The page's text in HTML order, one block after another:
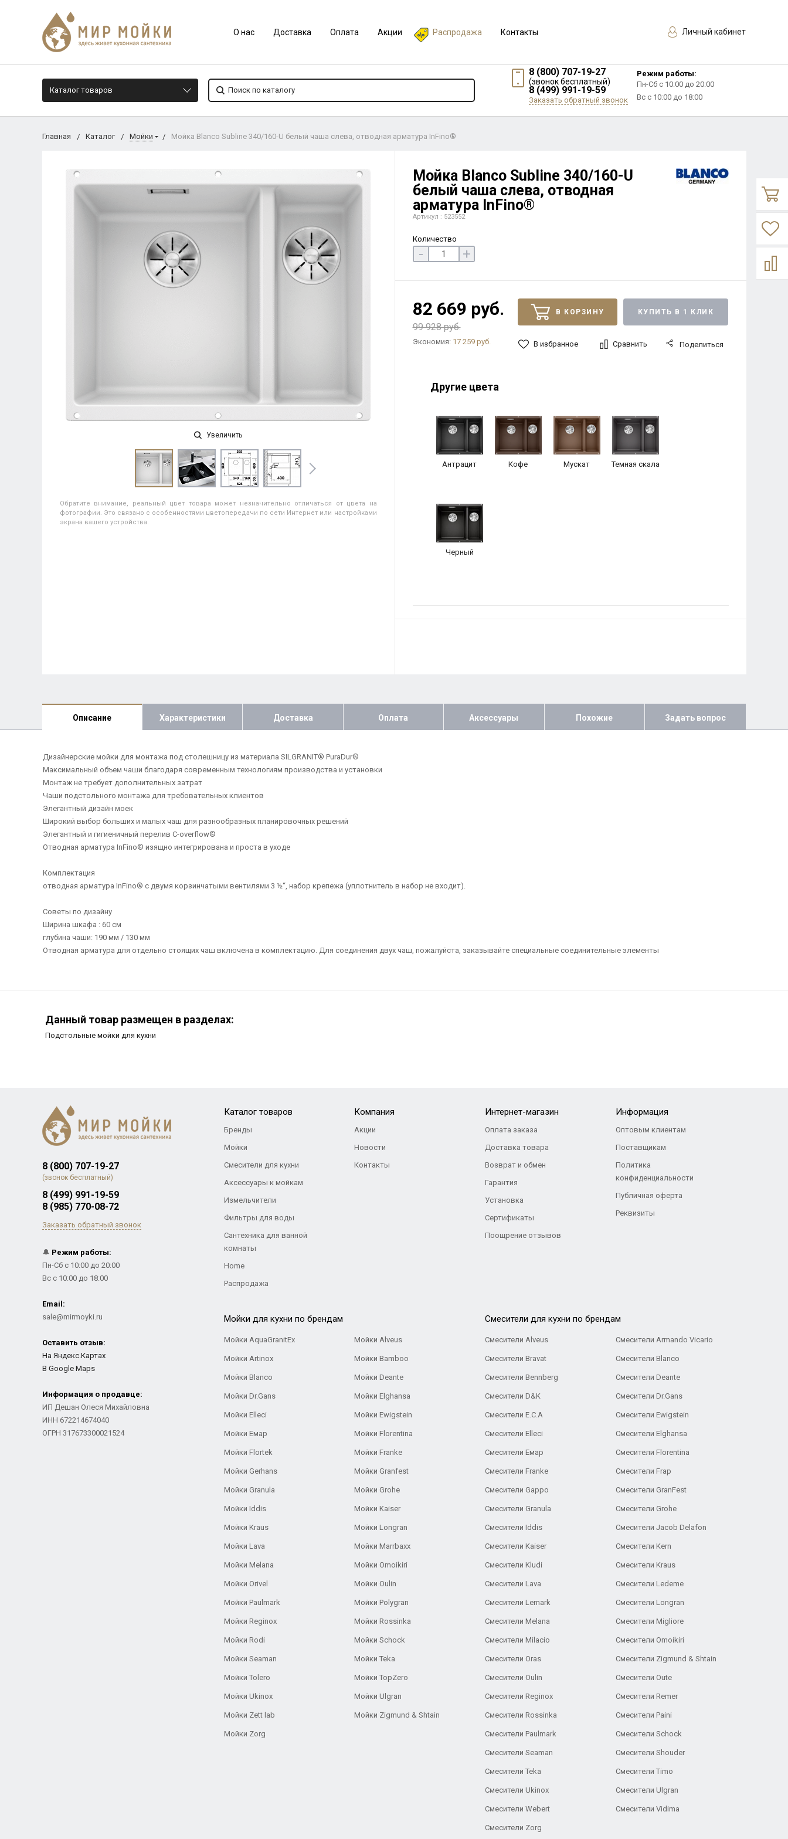
О нас Доставка Оплата Акции Распродажа Контакты Личный кабинет
Каталог товаров
8 (800) 707-19-27
(звонок бесплатный)
8 (499) 991-19-59
Заказать обратный звонок
Режим работы:
Пн-Сб с 10:00 до 20:00
Вс с 10:00 до 18:00
Главная Каталог Мойки Мойка Blanco Subline 340/160-U белый чаша слева, отводная арматура InFino®
Увеличить
Обратите внимание, реальный цвет товара может незначительно отличаться от цвета на
фотографии. Это связано с особенностями цветопередачи по сети Интернет или настройками
экрана вашего устройства.
Мойка Blanco Subline 340/160-U
белый чаша слева, отводная
арматура InFino®
Артикул : 523552
Количество
- +
82 669 руб.
99 928 руб.
Экономия: 17 259 руб.
В КОРЗИНУ КУПИТЬ В 1 КЛИК
В избранное Сравнить Поделиться
Другие цвета
Антрацит Кофе Мускат Темная скала
Черный
Описание Характеристики Доставка Оплата Аксессуары Похожие Задать вопрос
Дизайнерские мойки для монтажа под столешницу из материала SILGRANIT® PuraDur®
Максимальный объем чаши благодаря современным технологиям производства и установки
Монтаж не требует дополнительных затрат
Чаши подстольного монтажа для требовательных клиентов
Элегантный дизайн моек
Широкий выбор больших и малых чаш для разнообразных планировочных решений
Элегантный и гигиеничный перелив C-overflow®
Отводная арматура InFino® изящно интегрирована и проста в уходе
Комплектация
отводная арматура InFino® с двумя корзинчатыми вентилями 3 ½“, набор крепежа (уплотнитель в набор не входит).
Советы по дизайну
Ширина шкафа : 60 см
глубина чаши: 190 мм / 130 мм
Отводная арматура для отдельно стоящих чаш включена в комплектацию. Для соединения двух чаш, пожалуйста, заказывайте специальные соединительные элементы
Данный товар размещен в разделах:
Подстольные мойки для кухни
8 (800) 707-19-27
(звонок бесплатный)
8 (499) 991-19-59
8 (985) 770-08-72
Заказать обратный звонок
🔔 Режим работы:
Пн-Сб с 10:00 до 20:00
Вс с 10:00 до 18:00
Email:
sale@mirmoyki.ru
Оставить отзыв:
На Яндекс.Картах
В Google Maps
Информация о продавце:
ИП Дешан Олеся Михайловна
ИНН 672214674040
ОГРН 317673300021524
Каталог товаров
Бренды
Мойки
Смесители для кухни
Аксессуары к мойкам
Измельчители
Фильтры для воды
Сантехника для ванной
комнаты
Home
Распродажа
Компания
Акции
Новости
Контакты
Интернет-магазин
Оплата заказа
Доставка товара
Возврат и обмен
Гарантия
Установка
Сертификаты
Поощрение отзывов
Информация
Оптовым клиентам
Поставщикам
Политика
конфиденциальности
Публичная оферта
Реквизиты
Мойки для кухни по брендам
Мойки AquaGranitEx Мойки Alveus
Мойки Artinox Мойки Bamboo
Мойки Blanco Мойки Deante
Мойки Dr.Gans Мойки Elghansa
Мойки Elleci Мойки Ewigstein
Мойки Емар Мойки Florentina
Мойки Flortek Мойки Franke
Мойки Gerhans Мойки Granfest
Мойки Granula Мойки Grohe
Мойки Iddis Мойки Kaiser
Мойки Kraus Мойки Longran
Мойки Lava Мойки Marrbaxx
Мойки Melana Мойки Omoikiri
Мойки Orivel Мойки Oulin
Мойки Paulmark Мойки Polygran
Мойки Reginox Мойки Rossinka
Мойки Rodi Мойки Schock
Мойки Seaman Мойки Teka
Мойки Tolero Мойки TopZero
Мойки Ukinox Мойки Ulgran
Мойки Zett lab Мойки Zigmund & Shtain
Мойки Zorg
Cмесители для кухни по брендам
Смесители Alveus Смесители Armando Vicario
Смесители Bravat Смесители Blanco
Смесители Bennberg Смесители Deante
Смесители D&K Смесители Dr.Gans
Смесители E.C.A Cмесители Ewigstein
Смесители Elleci Смесители Elghansa
Смесители Емар Смесители Florentina
Смесители Franke Смесители Frap
Смесители Gappo Смесители GranFest
Смесители Granula Смесители Grohe
Смесители Iddis Смесители Jacob Delafon
Смесители Kaiser Смесители Kern
Смесители Kludi Смесители Kraus
Смесители Lava Смесители Ledeme
Смесители Lemark Смесители Longran
Смесители Melana Смесители Migliore
Смесители Milacio Смесители Omoikiri
Смесители Oras Смесители Zigmund & Shtain
Смесители Oulin Смесители Oute
Смесители Reginox Смесители Remer
Смесители Rossinka Смесители Paini
Смесители Paulmark Смесители Schock
Смесители Seaman Смесители Shouder
Смесители Teka Смесители Timo
Смесители Ukinox Смесители Ulgran
Смесители Webert Смесители Vidima
Смесители Zorg